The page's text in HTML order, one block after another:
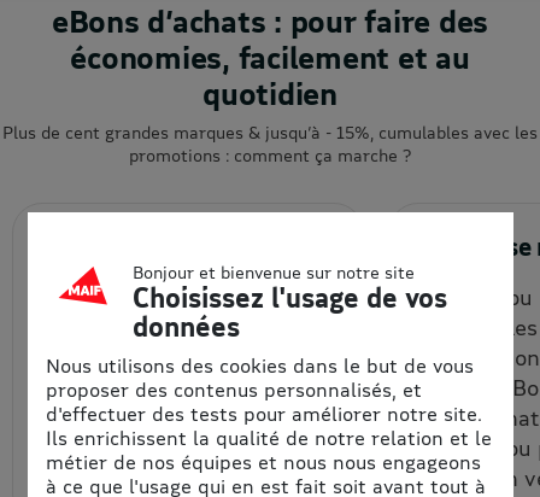
eBons d’achats : pour faire des
économies, facilement et au
quotidien
Plus de cent grandes marques & jusqu’à - 15%, cumulables avec les
promotions : comment ça marche ?
Je choisis la quantité et le
montant de mon eBon
d’achat à prix remisé, que je
reçois par email et/ou que
je récupère depuis mon
espace personnel.
2.
En ligne
(vérifier
chaque
bon
un code
code à un
Bonjour et bienvenue sur notre site
Choisissez l'usage de vos
données
Nous utilisons des cookies dans le but de vous
proposer des contenus personnalisés, et
d'effectuer des tests pour améliorer notre site.
Ils enrichissent la qualité de notre relation et le
métier de nos équipes et nous nous engageons
à ce que l'usage qui en est fait soit avant tout à